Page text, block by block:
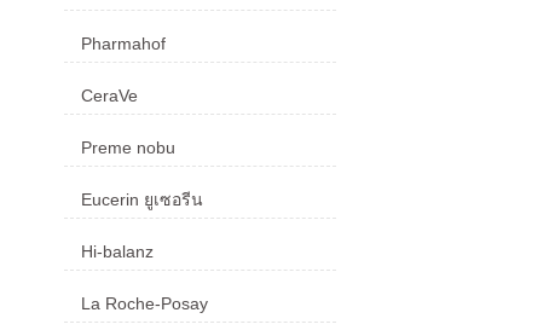
Pharmahof
CeraVe
Preme nobu
Eucerin ยูเซอรีน
Hi-balanz
La Roche-Posay